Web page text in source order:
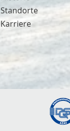
Standorte
Karriere